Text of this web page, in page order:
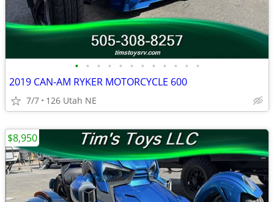
• • • • • • • • • • • •
2019 CAN-AM RYKER MOTORCYCLE 600
7/7 126 Utah NE
$8,950